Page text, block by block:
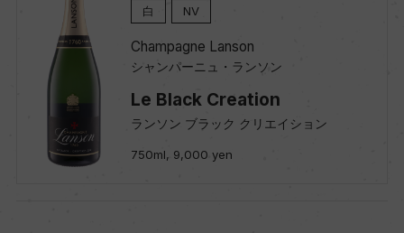
白 NV
Champagne Lanson
シャンパーニュ・ランソン
Le Black Creation
ランソン ブラック クリエイション
750ml, 9,000 yen